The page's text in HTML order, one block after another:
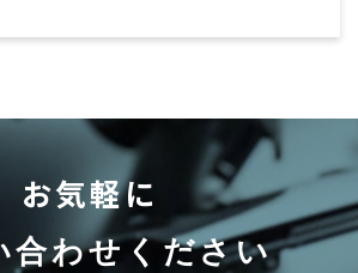
お気軽に
合わせください